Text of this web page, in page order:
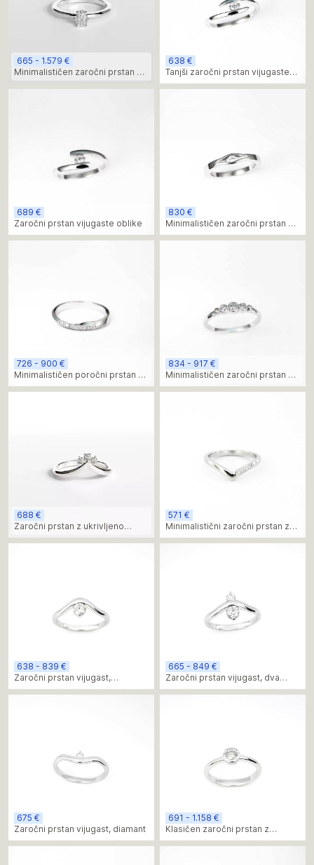
665 - 1.579 €
Minimalističen zaročni prstan s
638 €
Tanjši zaročni prstan vijugaste
oblike
689 €
Zaročni prstan vijugaste oblike
830 €
Minimalističen zaročni prstan z
diamantnim kamnom
726 - 900 €
Minimalističen poročni prstan z
zavito obliko, diamanti
834 - 917 €
Minimalističen zaročni prstan s
petimi diamanti
688 €
Zaročni prstan z ukrivljeno
obliko in tremi diamanti iz
571 €
Minimalistični zaročni prstan z
ukrivljeno špičasto obliko in
638 - 839 €
Zaročni prstan vijugast,
moissanite
665 - 849 €
Zaročni prstan vijugast, dva
moissanita
675 €
Zaročni prstan vijugast, diamant
691 - 1.158 €
Klasičen zaročni prstan z
osrednjim diamantom